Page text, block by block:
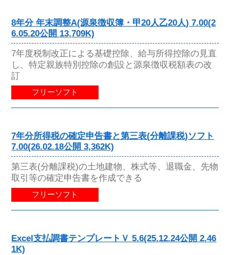
8年分 年末調整A(源泉徴収簿・甲20人乙20人) 7.00(2
6.05.20公開 13,709K)
7年度税制改正による基礎控除、給与所得控除の見直
し、特定親族特別控除の創設と源泉徴収税額表の改
訂
フリーソフト
7年分所得税の確定申告書と第三表(分離課税)ソフト
7.00(26.02.18公開 3,362K)
第三表(分離課税)の土地建物、株式等、退職金、先物
取引等の確定申告書を作成できる
フリーソフト
Excel支払調書テンプレートＶ 5.6(25.12.24公開 2,46
1K)